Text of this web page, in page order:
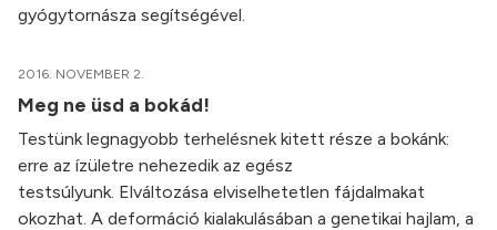
gyógytornásza segítségével.
2016. NOVEMBER 2.
Meg ne üsd a bokád!
Testünk legnagyobb terhelésnek kitett része a bokánk:
erre az ízületre nehezedik az egész
testsúlyunk. Elváltozása elviselhetetlen fájdalmakat
okozhat. A deformáció kialakulásában a genetikai hajlam, a